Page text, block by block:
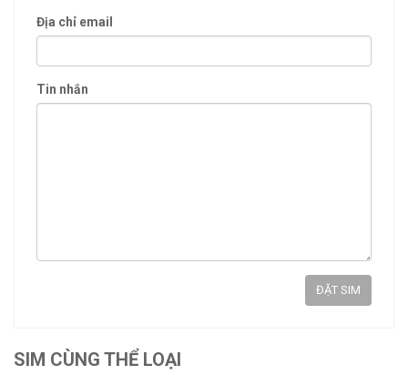
Địa chỉ email
Tin nhắn
ĐẶT SIM
SIM CÙNG THỂ LOẠI